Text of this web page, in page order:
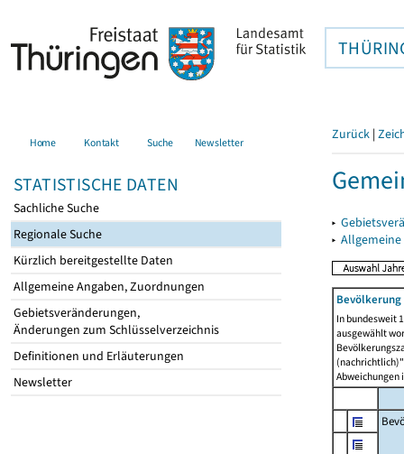
Home Kontakt Suche Newsletter
STATISTISCHE DATEN
Sachliche Suche
Regionale Suche
Kürzlich bereitgestellte Daten
Allgemeine Angaben, Zuordnungen
Gebietsveränderungen,
Änderungen zum Schlüsselverzeichnis
Definitionen und Erläuterungen
Newsletter
Zurück |
▸
▸
In bundesweit
ausgewählt
Abweichungen